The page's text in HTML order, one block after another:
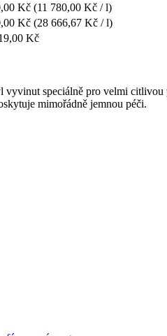
Kč (11 780,00 Kč / l)
Kč (28 666,67 Kč / l)
Kč
speciálně pro velmi
mimořádně jemnou péči.